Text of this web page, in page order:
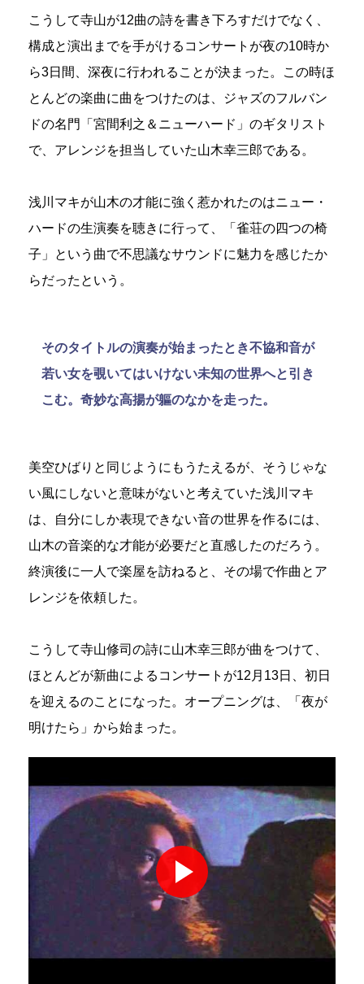
こうして寺山が12曲の詩を書き下ろすだけでなく、
構成と演出までを手がけるコンサートが夜の10時か
ら3日間、深夜に行われることが決まった。この時ほ
とんどの楽曲に曲をつけたのは、ジャズのフルバン
ドの名門「宮間利之＆ニューハード」のギタリスト
で、アレンジを担当していた山木幸三郎である。
浅川マキが山木の才能に強く惹かれたのはニュー・
ハードの生演奏を聴きに行って、「雀荘の四つの椅
子」という曲で不思議なサウンドに魅力を感じたか
らだったという。
そのタイトルの演奏が始まったとき不協和音が
若い女を覗いてはいけない未知の世界へと引き
こむ。奇妙な高揚が軀のなかを走った。
美空ひばりと同じようにもうたえるが、そうじゃな
い風にしないと意味がないと考えていた浅川マキ
は、自分にしか表現できない音の世界を作るには、
山木の音楽的な才能が必要だと直感したのだろう。
終演後に一人で楽屋を訪ねると、その場で作曲とア
レンジを依頼した。
こうして寺山修司の詩に山木幸三郎が曲をつけて、
ほとんどが新曲によるコンサートが12月13日、初日
を迎えるのことになった。オープニングは、「夜が
明けたら」から始まった。